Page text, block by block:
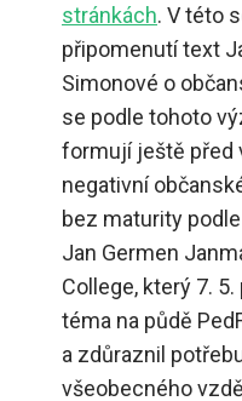
stránkách. V této
připomenutí text
Simonové o
se podle tohoto
formují ještě před
negativní
bez maturity
Jan Germen
College, který 7.
téma na půdě
a zdůraznil
všeobecného